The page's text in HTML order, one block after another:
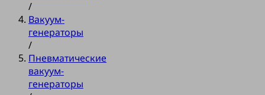
/
Вакуум-
генераторы
/
Пневматические
вакуум-
генераторы